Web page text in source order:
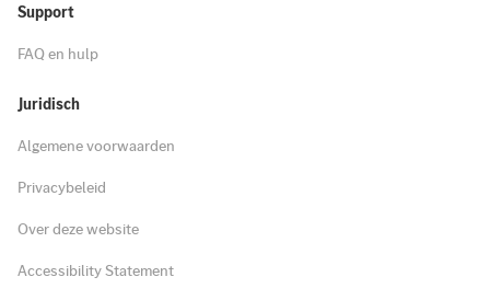
Support
FAQ en hulp
Juridisch
Algemene voorwaarden
Privacybeleid
Over deze website
Accessibility Statement